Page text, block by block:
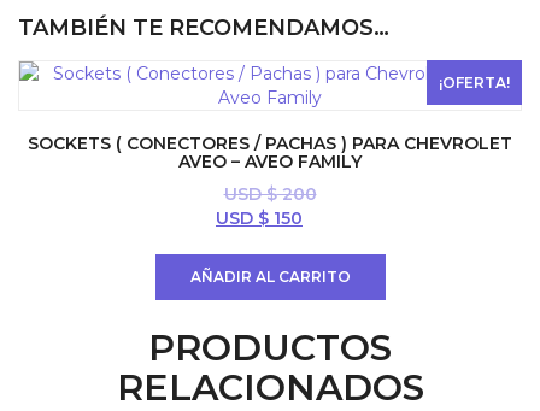
TAMBIÉN TE RECOMENDAMOS…
¡OFERTA!
SOCKETS ( CONECTORES / PACHAS ) PARA CHEVROLET
AVEO – AVEO FAMILY
USD $200
El
$ 200.
USD $ 150
$ 150.
AÑADIR AL CARRITO
PRODUCTOS
RELACIONADOS